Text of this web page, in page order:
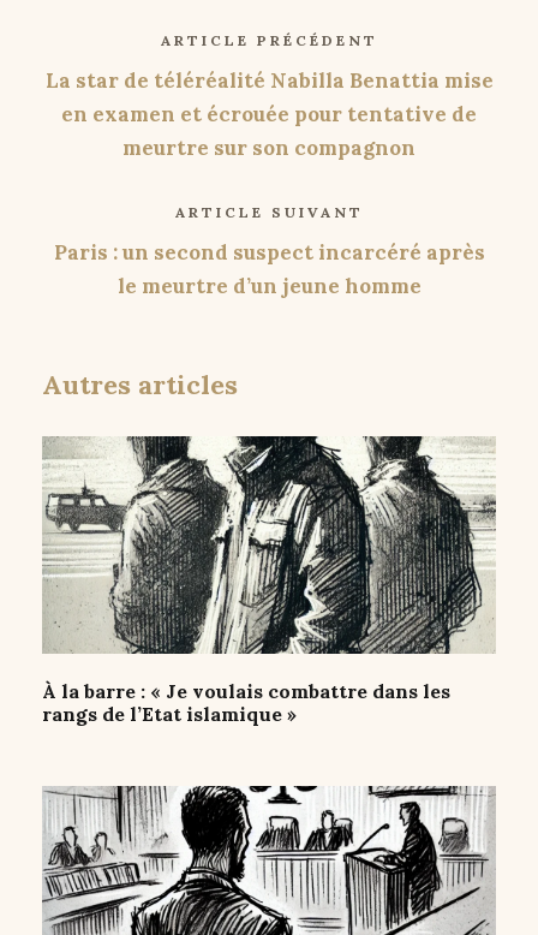
ARTICLE PRÉCÉDENT
La star de téléréalité Nabilla Benattia mise
en examen et écrouée pour tentative de
meurtre sur son compagnon
ARTICLE SUIVANT
Paris : un second suspect incarcéré après
le meurtre d’un jeune homme
Autres articles
À la barre : « Je voulais combattre dans les
rangs de l’Etat islamique »